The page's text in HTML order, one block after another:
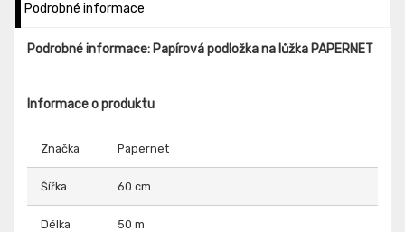
Podrobné informace
Podrobné informace: Papírová podložka na lůžka PAPERNET
Informace o produktu
Značka Papernet
Šířka 60 cm
Délka 50 m